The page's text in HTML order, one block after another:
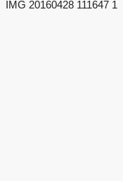
IMG 20160428 111647 1